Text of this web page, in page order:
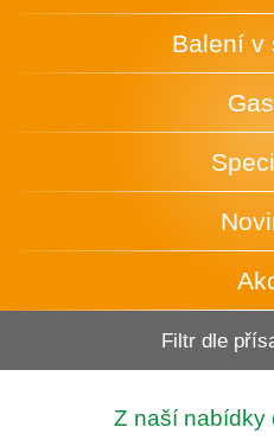
Balení v
Filtr dle
Z naší nabídky